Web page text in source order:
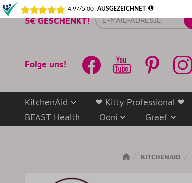
5€ GESCHENKT! E-
Mail-
Folge uns!
KitchenAid ❤ Kitty Professional ❤
BEAST Health
Ooni Graef
KITCHENAID